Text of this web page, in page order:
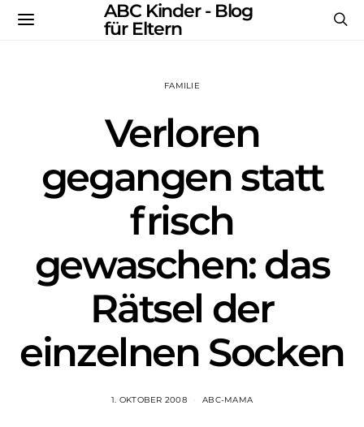
ABC Kinder - Blog
für Eltern
FAMILIE
Verloren
gegangen statt
frisch
gewaschen: das
Rätsel der
einzelnen Socken
1. OKTOBER 2008 ABC-MAMA